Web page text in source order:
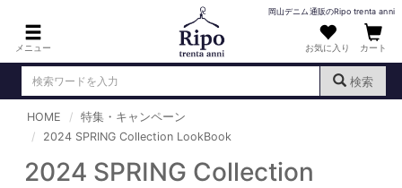
メニュー
岡山デニム通販のRipo trenta anni
お気に入り カート
検索
ログイン （新規会員登録）
MENS : メンズ
HOME
特集・キャンペーン
2024 SPRING Collection LookBook
2024 SPRING Collection